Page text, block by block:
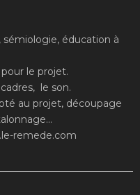
sémiologie, éducation à
le projet.
le son.
au projet, découpage
remede.com